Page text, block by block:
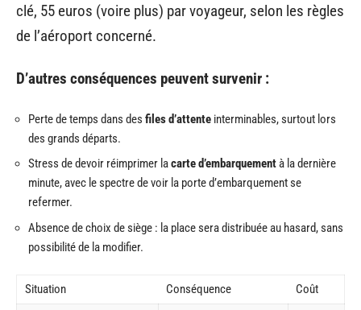
clé, 55 euros (voire plus) par voyageur, selon les règles
de l’aéroport concerné.
D’autres conséquences peuvent survenir :
Perte de temps dans des files d’attente interminables, surtout lors
des grands départs.
Stress de devoir réimprimer lacarte d’embarquementà la dernière
minute, avec le spectre de voir la porte d’embarquement se
refermer.
Absence de choix de siège : la place sera distribuée au hasard, sans
possibilité de la modifier.
Situation Conséquence
Coût